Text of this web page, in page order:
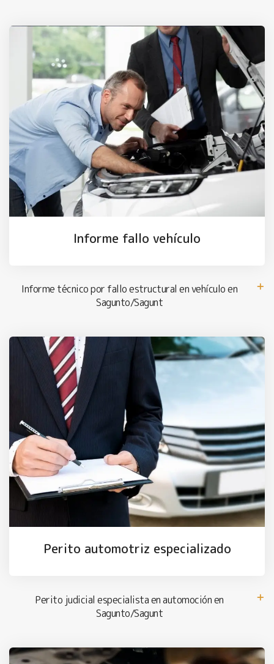
Informe fallo vehículo
Informe técnico por fallo estructural en vehículo en
Sagunto/Sagunt
Perito automotriz especializado
Perito judicial especialista en automoción en
Sagunto/Sagunt